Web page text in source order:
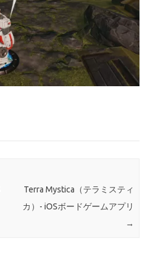
Terra Mystica（テラミスティ
カ）- iOSボードゲームアプリ
→